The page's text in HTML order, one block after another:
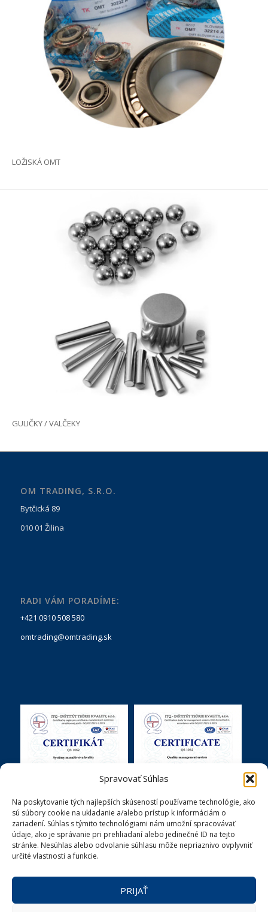
Spravovať Súhlas
Na poskytovanie tých najlepších skúseností používame technológie, ako
sú súbory cookie na ukladanie a/alebo prístup k informáciám o
zariadení. Súhlas s týmito technológiami nám umožní spracovávať
údaje, ako je správanie pri prehliadaní alebo jedinečné ID na tejto
stránke. Nesúhlas alebo odvolanie súhlasu môže nepriaznivo ovplyvniť
určité vlastnosti a funkcie.
PRIJAŤ
LOŽISKÁ OMT
GULIČKY / VALČEKY
OM TRADING, S.R.O.
Bytčická 89
010 01 Žilina
RADI VÁM PORADÍME:
+421 0910 508 580
omtrading@omtrading.sk